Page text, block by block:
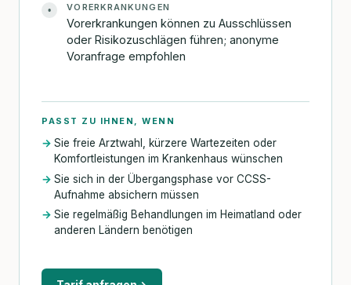
• VORERKRANKUNGEN
Vorerkrankungen können zu Ausschlüssen
oder Risikozuschlägen führen; anonyme
Voranfrage empfohlen
PASST ZU IHNEN, WENN
Sie freie Arztwahl, kürzere Wartezeiten oder
Komfortleistungen im Krankenhaus wünschen
Sie sich in der Übergangsphase vor CCSS-
Aufnahme absichern müssen
Sie regelmäßig Behandlungen im Heimatland oder
anderen Ländern benötigen